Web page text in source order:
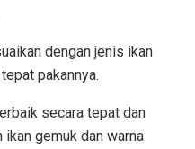
dengan jenis ikan
pakannya.
secara tepat dan
gemuk dan warna